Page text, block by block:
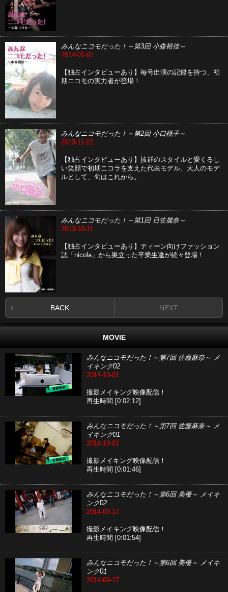
みんなニコモだった！～第3回 小森裕佳～
2014-01-01
【独占インタビューあり】毎号出演の記録を持つ、初
期ニコモの実力者が登場！
みんなニコモだった！～第2回 小口桃子～
2013-11-22
【独占インタビューあり】抜群のスタイルと愛くるし
い笑顔で初期ニコラを支えた代表モデル。大人のモデ
ルとして、旬はこれから。
みんなニコモだった！～第1回 日笠麗奈～
2013-10-11
【独占インタビューあり】ティーン向けファッション
誌「nicola」から巣立った卒業生達が続々登場！
BACK NEXT
MOVIE
みんなニコモだった！～第7回 佐藤麻奈～ メ
イキング02
2014-10-01
撮影メイキング映像配信！
再生時間 [0:02:12]
みんなニコモだった！～第7回 佐藤麻奈～ メ
イキング01
2014-10-01
撮影メイキング映像配信！
再生時間 [0:01:46]
みんなニコモだった！～第6回 美優～ メイキ
ング02
2014-09-17
撮影メイキング映像配信！
再生時間 [0:01:54]
みんなニコモだった！～第6回 美優～ メイキ
ング01
2014-09-17